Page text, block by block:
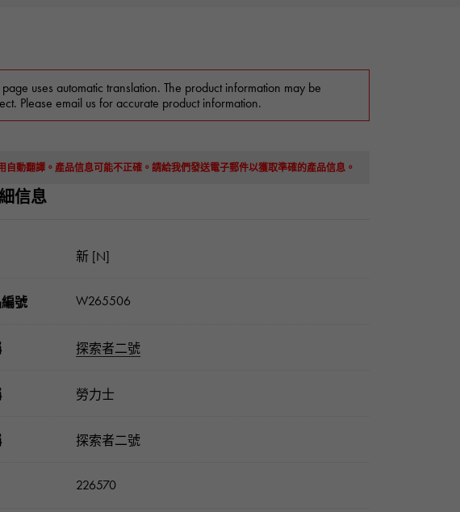
uses automatic translation. The product information may be
Please email us for accurate product information.
自動翻譯。產品信息可能不正確。請給我們發送電子郵件以獲取準確的產品信息。
信息
新 [N]
號 W265506
探索者二號
勞力士
探索者二號
226570